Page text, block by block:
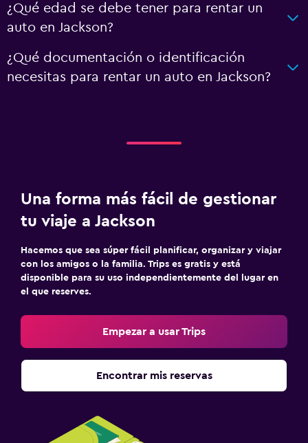
¿Qué edad se debe tener para rentar un
auto en Jackson?
¿Qué documentación o identificación
necesitas para rentar un auto en Jackson?
Una forma más fácil de gestionar
tu viaje a Jackson
Hacemos que sea súper fácil planificar, organizar y viajar
con los amigos o la familia. Trips es gratis y está
disponible para su uso independientemente del lugar en
el que reserves.
Empezar a usar Trips
Encontrar mis reservas